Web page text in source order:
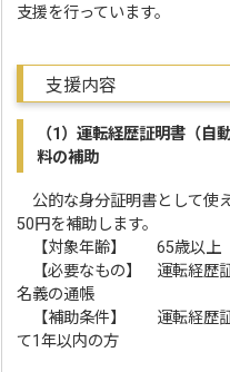
支援を行っています。
支援内容
（1）運転経歴証明書（自
料の補助
公的な身分証明書として使
50円を補助します。
【対象年齢】 65歳以上
【必要なもの】 運転経歴
名義の通帳
【補助条件】 運転経歴証
て1年以内の方